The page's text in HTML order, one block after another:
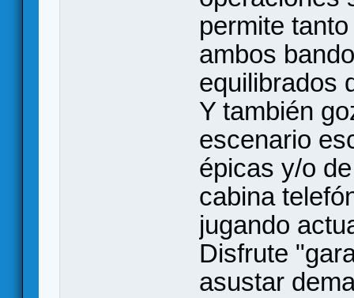
permite
ambos
equilibrados
Y también
escenario
épicas y/o
cabina
jugando
Disfrute
asustar